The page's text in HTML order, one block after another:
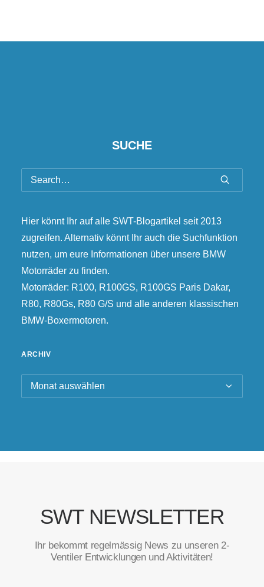
SUCHE
Hier könnt Ihr auf alle SWT-Blogartikel seit 2013
zugreifen. Alternativ könnt Ihr auch die Suchfunktion
nutzen, um eure Informationen über unsere BMW
Motorräder zu finden.
Motorräder: R100, R100GS, R100GS Paris Dakar,
R80, R80Gs, R80 G/S und alle anderen klassischen
BMW-Boxermotoren.
ARCHIV
Archiv
SWT NEWSLETTER
Ihr bekommt regelmässig News zu unseren 2-
Ventiler Entwicklungen und Aktivitäten!